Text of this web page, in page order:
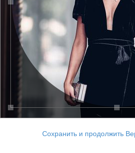
Сохранить и продолжить